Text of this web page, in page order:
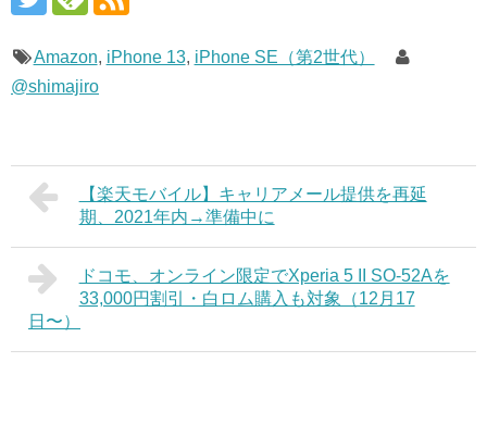
Amazon, iPhone 13, iPhone SE（第2世代）
@shimajiro
【楽天モバイル】キャリアメール提供を再延
期、2021年内→準備中に
ドコモ、オンライン限定でXperia 5 II SO-52Aを
33,000円割引・白ロム購入も対象（12月17
日〜）